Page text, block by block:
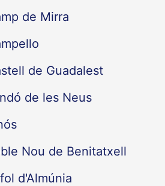
de Mirra
de Guadalest
de les Neus
Nou de Benitatxell
d'Almúnia